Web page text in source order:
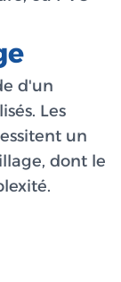
d'un
Les
un
dont le